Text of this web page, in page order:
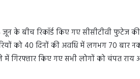
के बीच रिकॉर्ड किए गए सीसीटीवी फुटेज
को 40 दिनों की अवधि में लगभग 70 बार
में गिरफ्तार किए गए सभी लोगों को चंपत राय